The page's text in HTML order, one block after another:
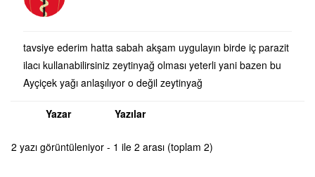
tavsiye ederim hatta sabah akşam uygulayın birde iç parazit
ilacı kullanabilirsiniz zeytinyağ olması yeterli yani bazen bu
Ayçiçek yağı anlaşılıyor o değil zeytinyağ
Yazar Yazılar
2 yazı görüntüleniyor - 1 ile 2 arası (toplam 2)